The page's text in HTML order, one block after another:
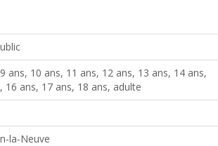
ans, 10 ans, 11 ans, 12 ans, 13 ans, 14 ans,
16 ans, 17 ans, 18 ans, adulte